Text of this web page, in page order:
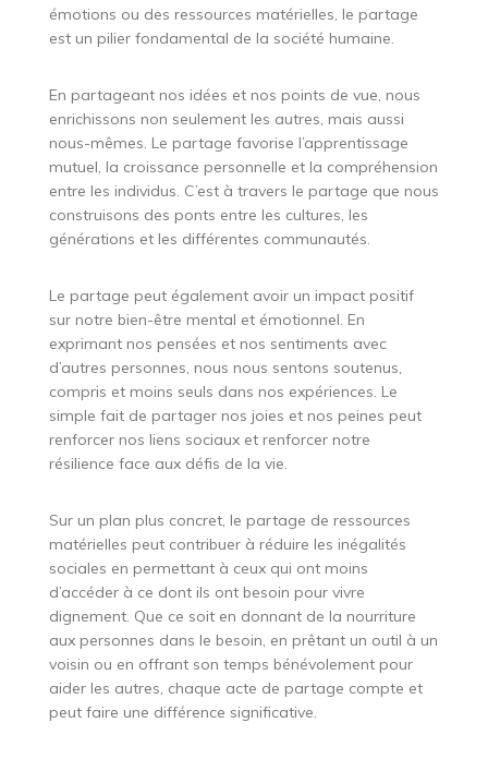
émotions ou des ressources matérielles, le partage
est un pilier fondamental de la société humaine.
En partageant nos idées et nos points de vue, nous
enrichissons non seulement les autres, mais aussi
nous-mêmes. Le partage favorise l’apprentissage
mutuel, la croissance personnelle et la compréhension
entre les individus. C’est à travers le partage que nous
construisons des ponts entre les cultures, les
générations et les différentes communautés.
Le partage peut également avoir un impact positif
sur notre bien-être mental et émotionnel. En
exprimant nos pensées et nos sentiments avec
d’autres personnes, nous nous sentons soutenus,
compris et moins seuls dans nos expériences. Le
simple fait de partager nos joies et nos peines peut
renforcer nos liens sociaux et renforcer notre
résilience face aux défis de la vie.
Sur un plan plus concret, le partage de ressources
matérielles peut contribuer à réduire les inégalités
sociales en permettant à ceux qui ont moins
d’accéder à ce dont ils ont besoin pour vivre
dignement. Que ce soit en donnant de la nourriture
aux personnes dans le besoin, en prêtant un outil à un
voisin ou en offrant son temps bénévolement pour
aider les autres, chaque acte de partage compte et
peut faire une différence significative.